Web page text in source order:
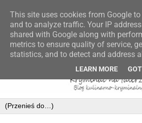
This site uses cookies from Google
and to analyze traffic. Your IP
shared with Google along with
metrics to ensure quality of service,
statistics, and to detect and address
LEARN MORE